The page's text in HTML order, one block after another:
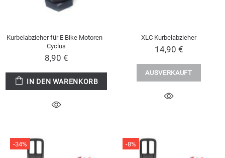
Kurbelabzieher für E Bike Motoren -
Cyclus
8,90 €
IN DEN WARENKORB
XLC Kurbelabzieher
14,90 €
AUSVERKAUFT
-34% -8%